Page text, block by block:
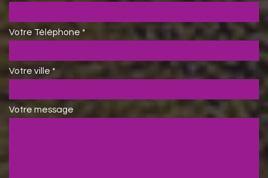
Votre Téléphone *
Votre ville *
Votre message